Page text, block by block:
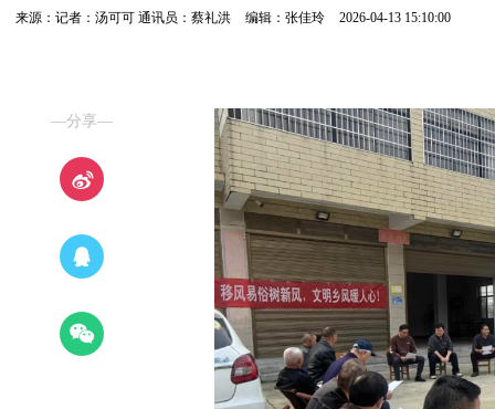
来源：记者：汤可可 通讯员：蔡礼洪 编辑：张佳玲 2026-04-13 15:10:00
—分享—